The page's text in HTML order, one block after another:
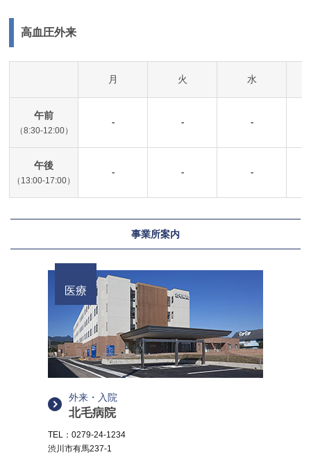
高血圧外来
月 火 水
午前
（8:30-12:00）
- - -
午後
（13:00-17:00）
- - -
事業所案内
医療
外来・入院
北毛病院
TEL：0279-24-1234
渋川市有馬237-1